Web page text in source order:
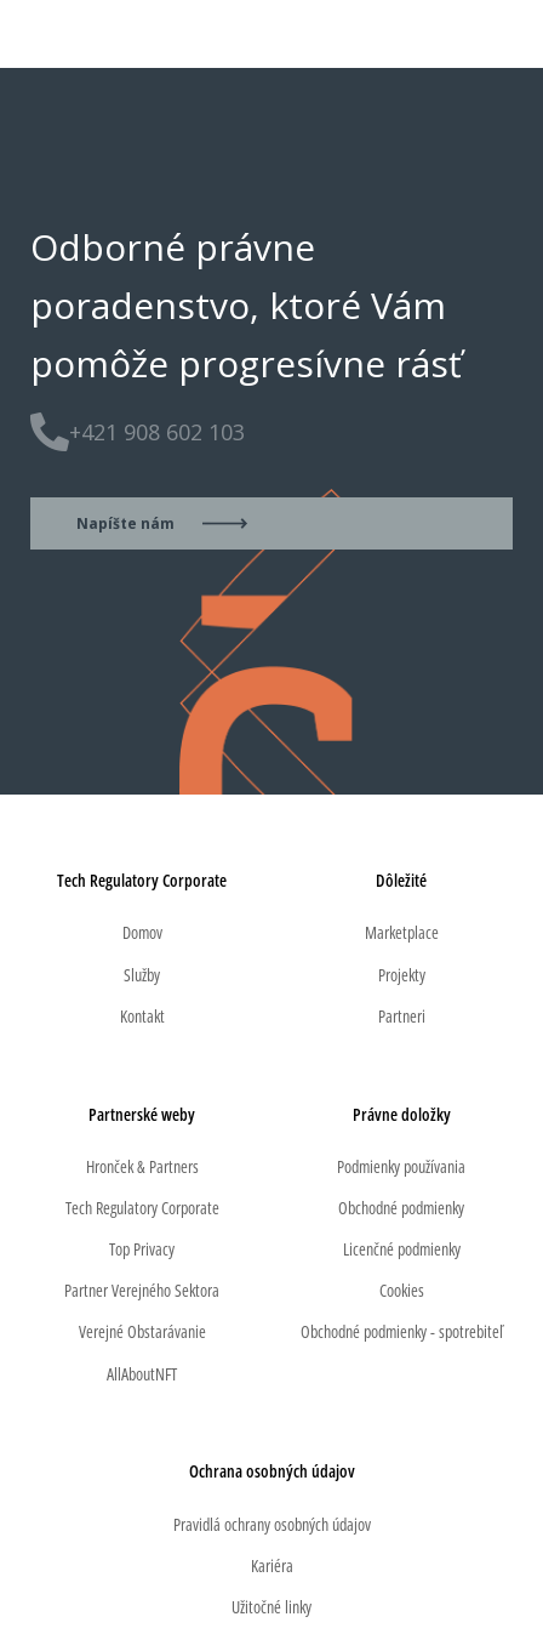
Odborné právne
poradenstvo, ktoré Vám
pomôže progresívne rásť
+421 908 602 103
Napíšte nám
Tech Regulatory Corporate
Domov
Služby
Kontakt
Dôležité
Marketplace
Projekty
Partneri
Partnerské weby
Hronček & Partners
Tech Regulatory Corporate
Top Privacy
Partner Verejného Sektora
Verejné Obstarávanie
AllAboutNFT
Právne doložky
Podmienky používania
Obchodné podmienky
Licenčné podmienky
Cookies
Obchodné podmienky - spotrebiteľ
Ochrana osobných údajov
Pravidlá ochrany osobných údajov
Kariéra
Užitočné linky